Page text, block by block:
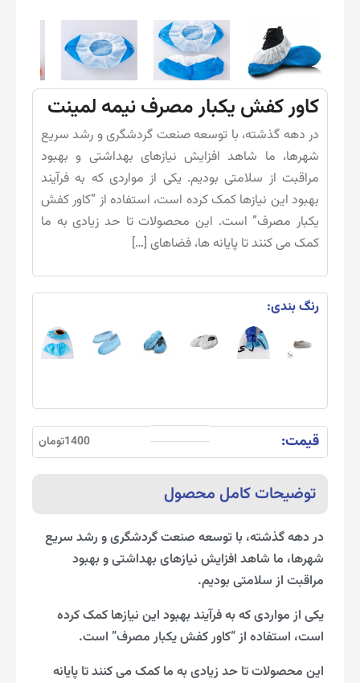
کاور کفش یکبار مصرف نیمه لمینت
در دهه گذشته، با توسعه صنعت گردشگری و رشد سریع
شهرها، ما شاهد افزایش نیازهای بهداشتی و بهبود
مراقبت از سلامتی بودیم. یکی از مواردی که به فرآیند
بهبود این نیازها کمک کرده است، استفاده از “کاور کفش
یکبار مصرف” است. این محصولات تا حد زیادی به ما
کمک می کنند تا پایانه ها، فضاهای […]
رنگ بندی:
قیمت: 1400تومان
توضیحات کامل محصول
در دهه گذشته، با توسعه صنعت گردشگری و رشد سریع
شهرها، ما شاهد افزایش نیازهای بهداشتی و بهبود
مراقبت از سلامتی بودیم.
یکی از مواردی که به فرآیند بهبود این نیازها کمک کرده
است، استفاده از “کاور کفش یکبار مصرف” است.
این محصولات تا حد زیادی به ما کمک می کنند تا پایانه